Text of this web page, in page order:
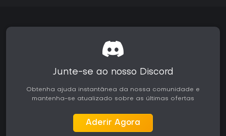
Junte-se ao nosso Discord
Obtenha ajuda instantânea da nossa comunidade e
mantenha-se atualizado sobre as últimas ofertas
Aderir Agora